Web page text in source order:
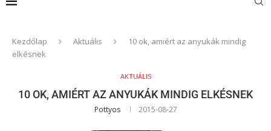
Kezdőlap Aktuális
10 ok, amiért az anyukák mindig
elkésnek
AKTUÁLIS
10 OK, AMIÉRT AZ ANYUKÁK MINDIG ELKÉSNEK
Pottyos 2015-08-27